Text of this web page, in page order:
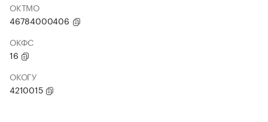
ОКТМО
46784000406
ОКФС
16
ОКОГУ
4210015